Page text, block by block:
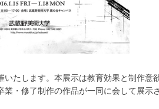
たします。本展示は教育効果と制作意
・修了制作の作品が一同に会して展示